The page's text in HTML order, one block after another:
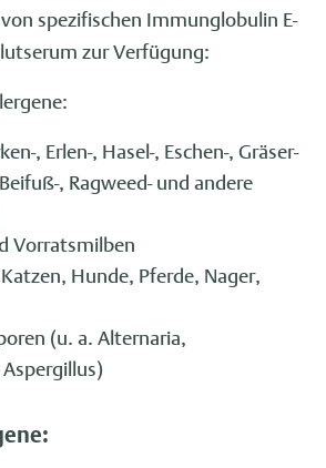
spezifischen Immunglobulin E-
zur Verfügung:
, Erlen-, Hasel-, Eschen-, Gräser-
, Ragweed- und andere
Vorratsmilben
Hunde, Pferde, Nager,
(u. a. Alternaria,